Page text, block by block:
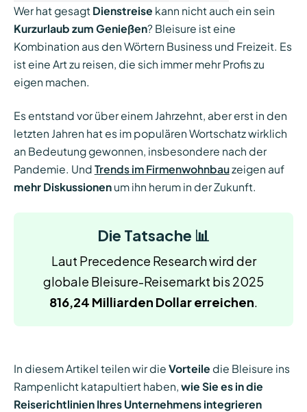
Wer hat gesagt Dienstreise kann nicht auch ein sein
Kurzurlaub zum Genießen? Bleisure ist eine
Kombination aus den Wörtern Business und Freizeit. Es
ist eine Art zu reisen, die sich immer mehr Profis zu
eigen machen.
Es entstand vor über einem Jahrzehnt, aber erst in den
letzten Jahren hat es im populären Wortschatz wirklich
an Bedeutung gewonnen, insbesondere nach der
Pandemie. Und Trends im Firmenwohnbauzeigen auf
mehr Diskussionenum ihn herum in der Zukunft.
Die Tatsache 📊
Laut Precedence Research wird der
globale Bleisure-Reisemarkt bis 2025
816,24 Milliarden Dollar erreichen.
In diesem Artikel teilen wir die Vorteile die Bleisure ins
Rampenlicht katapultiert haben, wie Sie es in die
Reiserichtlinien Ihres Unternehmens integrieren